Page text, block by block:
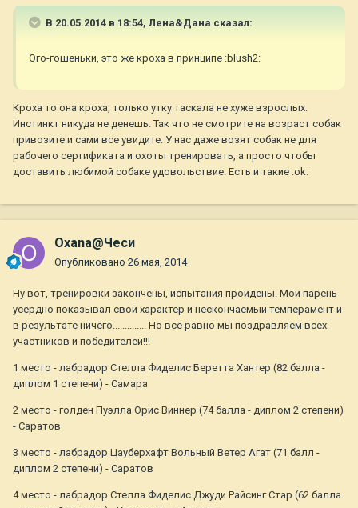
В 20.05.2014 в 18:54, Лена&Дана сказал:
Ого-гошеньки, это же кроха в принципе :blush2:
Кроха то она кроха, только утку таскала не хуже взрослых.
Инстинкт никуда не денешь. Так что не смотрите на возраст собак
привозите и сами все увидите. У нас даже возят собак не для
рабочего сертификата и охоты тренировать, а просто чтобы
доставить любимой собаке удовольствие. Есть и такие :ok:
Oxana@Чеси
Опубликовано 26 мая, 2014
Ну вот, тренировки закончены, испытания пройдены. Мой парень
усердно показывал свой характер и нескончаемый темперамент и
в результате ничего.............. Но все равно мы поздравляем всех
участников и победителей!!!
1 место - лабрадор Стелла Фиделис Беретта Хантер (82 балла -
диплом 1 степени) - Самара
2 место - голден Пуэлла Орис Виннер (74 балла - диплом 2 степени)
- Саратов
3 место - лабрадор Цауберхафт Вольный Ветер Агат (71 балл -
диплом 2 степени) - Саратов
4 место - лабрадор Стелла Фиделис Джуди Райсинг Стар (62 балла